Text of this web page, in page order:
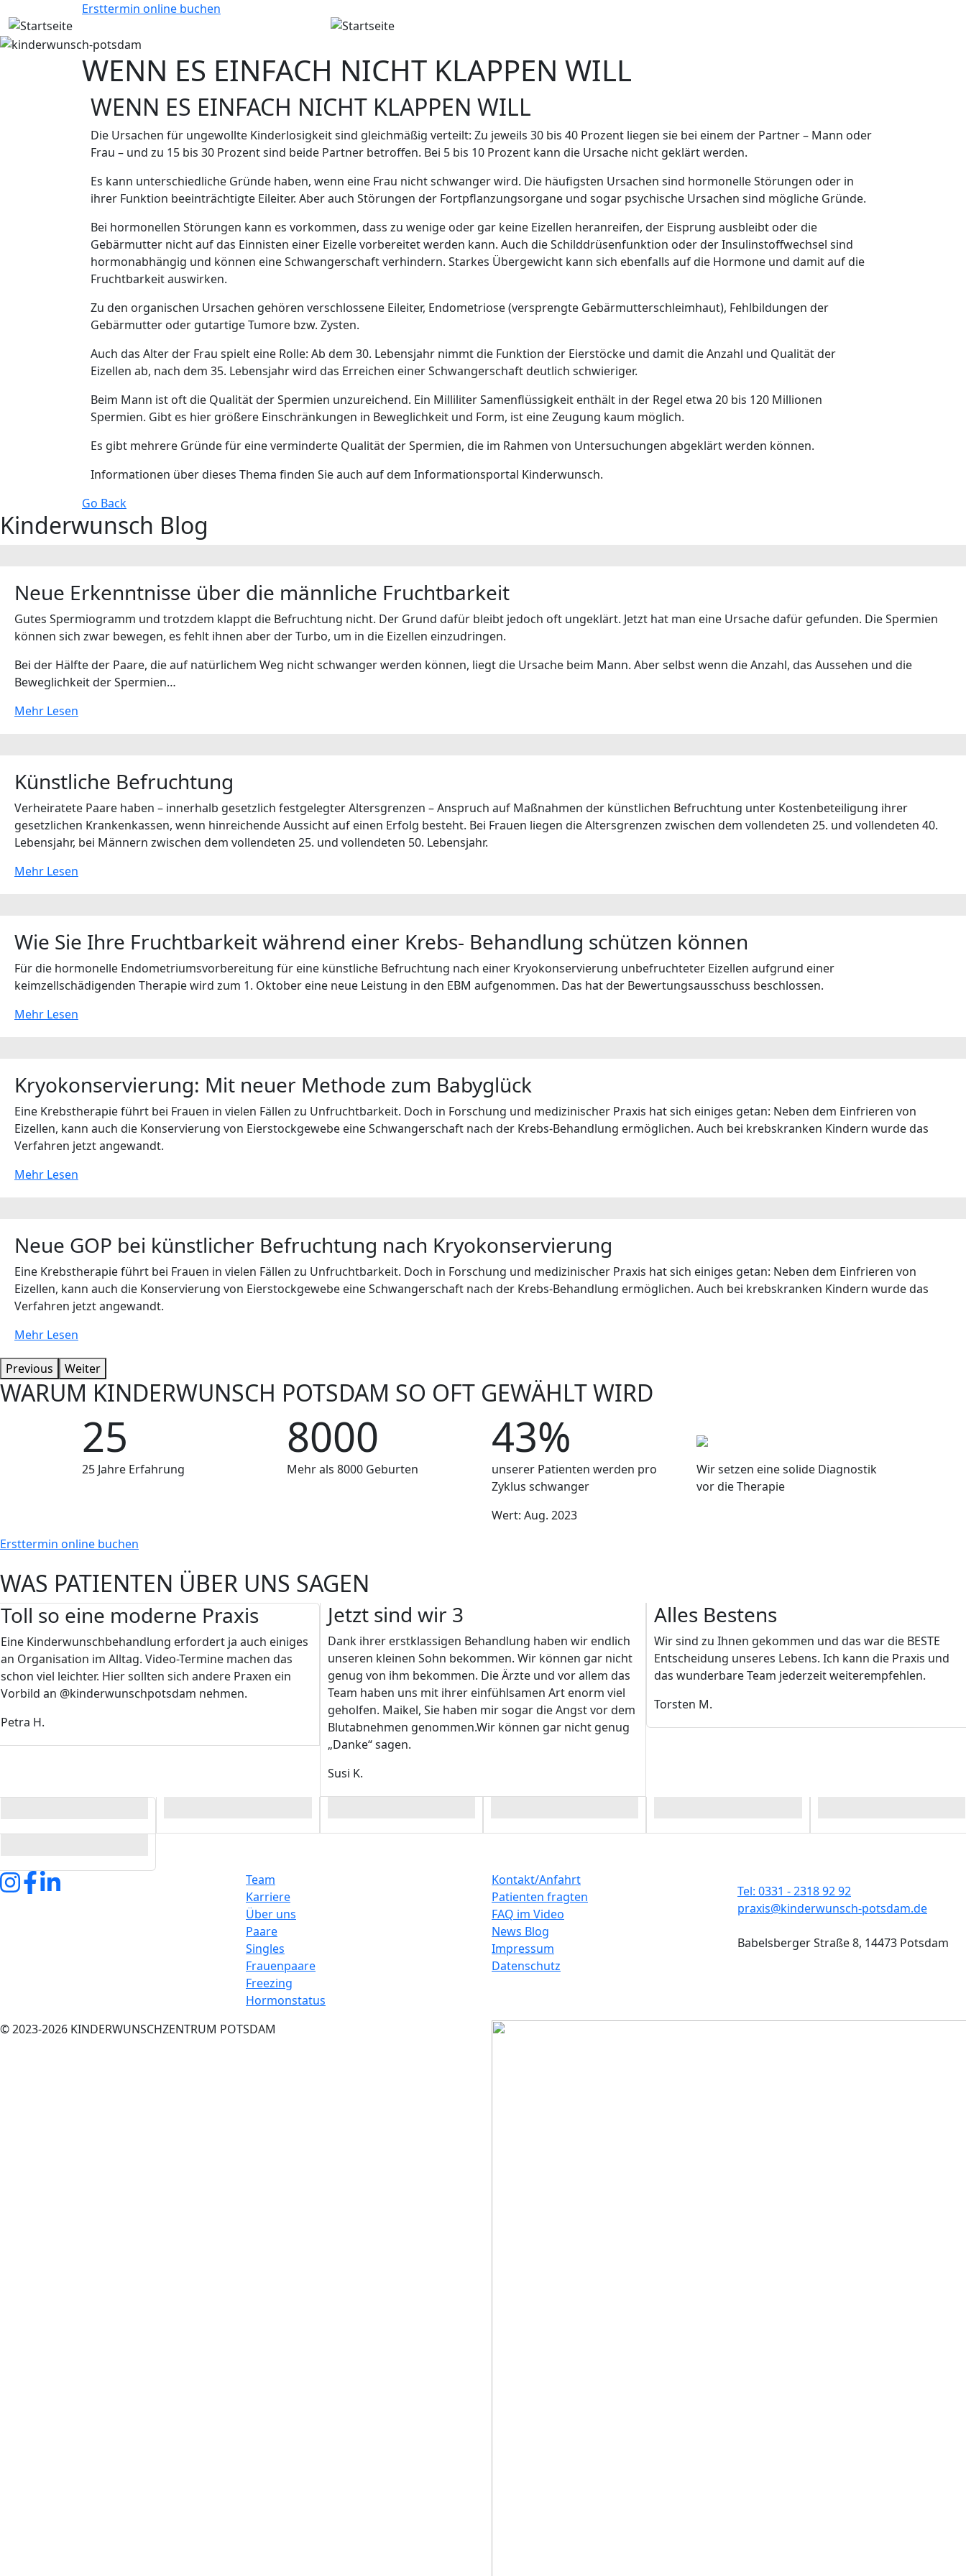
Direkt zum InhaltErsttermin online buchen
Bild
WENN ES EINFACH NICHT KLAPPEN WILL
WENN ES EINFACH NICHT KLAPPEN WILL
Die Ursachen für ungewollte Kinderlosigkeit sind gleichmäßig verteilt: Zu jeweils 30 bis 40 Prozent liegen sie bei einem der Partner – Mann oder
Frau – und zu 15 bis 30 Prozent sind beide Partner betroffen. Bei 5 bis 10 Prozent kann die Ursache nicht geklärt werden.
Es kann unterschiedliche Gründe haben, wenn eine Frau nicht schwanger wird. Die häufigsten Ursachen sind hormonelle Störungen oder in
ihrer Funktion beeinträchtigte Eileiter. Aber auch Störungen der Fortpflanzungsorgane und sogar psychische Ursachen sind mögliche Gründe.
Bei hormonellen Störungen kann es vorkommen, dass zu wenige oder gar keine Eizellen heranreifen, der Eisprung ausbleibt oder die
Gebärmutter nicht auf das Einnisten einer Eizelle vorbereitet werden kann. Auch die Schilddrüsenfunktion oder der Insulinstoffwechsel sind
hormonabhängig und können eine Schwangerschaft verhindern. Starkes Übergewicht kann sich ebenfalls auf die Hormone und damit auf die
Fruchtbarkeit auswirken.
Zu den organischen Ursachen gehören verschlossene Eileiter, Endometriose (versprengte Gebärmutterschleimhaut), Fehlbildungen der
Gebärmutter oder gutartige Tumore bzw. Zysten.
Auch das Alter der Frau spielt eine Rolle: Ab dem 30. Lebensjahr nimmt die Funktion der Eierstöcke und damit die Anzahl und Qualität der
Eizellen ab, nach dem 35. Lebensjahr wird das Erreichen einer Schwangerschaft deutlich schwieriger.
Beim Mann ist oft die Qualität der Spermien unzureichend. Ein Milliliter Samenflüssigkeit enthält in der Regel etwa 20 bis 120 Millionen
Spermien. Gibt es hier größere Einschränkungen in Beweglichkeit und Form, ist eine Zeugung kaum möglich.
Es gibt mehrere Gründe für eine verminderte Qualität der Spermien, die im Rahmen von Untersuchungen abgeklärt werden können.
Informationen über dieses Thema finden Sie auch auf dem Informationsportal Kinderwunsch.
Go Back
Kinderwunsch Blog
Neue Erkenntnisse über die männliche Fruchtbarkeit
Gutes Spermiogramm und trotzdem klappt die Befruchtung nicht. Der Grund dafür bleibt jedoch oft ungeklärt. Jetzt hat man eine Ursache dafür gefunden. Die Spermien
können sich zwar bewegen, es fehlt ihnen aber der Turbo, um in die Eizellen einzudringen.
Bei der Hälfte der Paare, die auf natürlichem Weg nicht schwanger werden können, liegt die Ursache beim Mann. Aber selbst wenn die Anzahl, das Aussehen und die
Beweglichkeit der Spermien…
Mehr Lesen
Künstliche Befruchtung
Verheiratete Paare haben – innerhalb gesetzlich festgelegter Altersgrenzen – Anspruch auf Maßnahmen der künstlichen Befruchtung unter Kostenbeteiligung ihrer
gesetzlichen Krankenkassen, wenn hinreichende Aussicht auf einen Erfolg besteht. Bei Frauen liegen die Altersgrenzen zwischen dem vollendeten 25. und vollendeten 40.
Lebensjahr, bei Männern zwischen dem vollendeten 25. und vollendeten 50. Lebensjahr.
Mehr Lesen
Wie Sie Ihre Fruchtbarkeit während einer Krebs- Behandlung schützen können
Für die hormonelle Endometriumsvorbereitung für eine künstliche Befruchtung nach einer Kryokonservierung unbefruchteter Eizellen aufgrund einer
keimzellschädigenden Therapie wird zum 1. Oktober eine neue Leistung in den EBM aufgenommen. Das hat der Bewertungsausschuss beschlossen.
Mehr Lesen
Kryokonservierung: Mit neuer Methode zum Babyglück
Eine Krebstherapie führt bei Frauen in vielen Fällen zu Unfruchtbarkeit. Doch in Forschung und medizinischer Praxis hat sich einiges getan: Neben dem Einfrieren von
Eizellen, kann auch die Konservierung von Eierstockgewebe eine Schwangerschaft nach der Krebs-Behandlung ermöglichen. Auch bei krebskranken Kindern wurde das
Verfahren jetzt angewandt.
Mehr Lesen
Neue GOP bei künstlicher Befruchtung nach Kryokonservierung
Eine Krebstherapie führt bei Frauen in vielen Fällen zu Unfruchtbarkeit. Doch in Forschung und medizinischer Praxis hat sich einiges getan: Neben dem Einfrieren von
Eizellen, kann auch die Konservierung von Eierstockgewebe eine Schwangerschaft nach der Krebs-Behandlung ermöglichen. Auch bei krebskranken Kindern wurde das
Verfahren jetzt angewandt.
Mehr Lesen
Previous Weiter
WARUM KINDERWUNSCH POTSDAM SO OFT GEWÄHLT WIRD
25
25 Jahre Erfahrung
8000
Mehr als 8000 Geburten
43%
unserer Patienten werden pro
Zyklus schwanger
Wert: Aug. 2023
Wir setzen eine solide Diagnostik
vor die Therapie
Ersttermin online buchen
WAS PATIENTEN ÜBER UNS SAGEN
Toll so eine moderne Praxis
Eine Kinderwunschbehandlung erfordert ja auch einiges
an Organisation im Alltag. Video-Termine machen das
schon viel leichter. Hier sollten sich andere Praxen ein
Vorbild an @kinderwunschpotsdam nehmen.
Petra H.
Jetzt sind wir 3
Dank ihrer erstklassigen Behandlung haben wir endlich
unseren kleinen Sohn bekommen. Wir können gar nicht
genug von ihm bekommen. Die Ärzte und vor allem das
Team haben uns mit ihrer einfühlsamen Art enorm viel
geholfen. Maikel, Sie haben mir sogar die Angst vor dem
Blutabnehmen genommen.Wir können gar nicht genug
„Danke“ sagen.
Susi K.
Alles Bestens
Wir sind zu Ihnen gekommen und das war die BESTE
Entscheidung unseres Lebens. Ich kann die Praxis und
das wunderbare Team jederzeit weiterempfehlen.
Torsten M.
Team
Karriere
Über uns
Paare
Singles
Frauenpaare
Freezing
Hormonstatus
Kontakt/Anfahrt
Patienten fragten
FAQ im Video
News Blog
Impressum
Datenschutz
Tel: 0331 - 2318 92 92
praxis@kinderwunsch-potsdam.de
Babelsberger Straße 8, 14473 Potsdam
© 2023-2026 KINDERWUNSCHZENTRUM POTSDAM